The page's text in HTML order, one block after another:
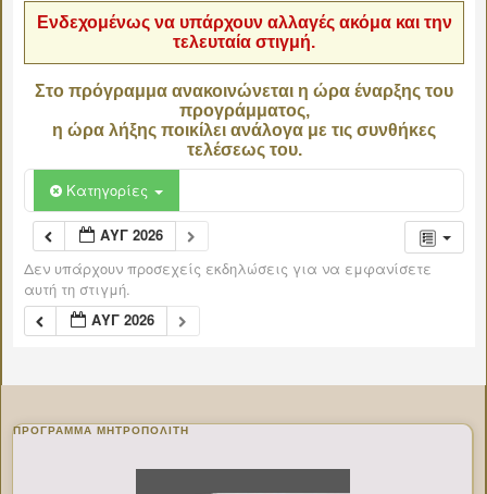
Ενδεχομένως να υπάρχουν αλλαγές ακόμα και την
τελευταία στιγμή.
Στο πρόγραμμα ανακοινώνεται η ώρα έναρξης του
προγράμματος,
η ώρα λήξης ποικίλει ανάλογα με τις συνθήκες
τελέσεως του.
Κατηγορίες
ΑΥΓ 2026
Δεν υπάρχουν προσεχείς εκδηλώσεις για να εμφανίσετε
αυτή τη στιγμή.
ΑΥΓ 2026
ΠΡΌΓΡΑΜΜΑ ΜΗΤΡΟΠΟΛΊΤΗ